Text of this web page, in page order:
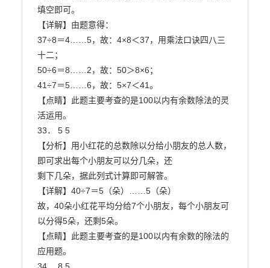
填空即可。
【详解】由题意得：
37÷8＝4……5，故：4×8＜37，用乘法口诀四八三
十二；
50÷6＝8……2，故：50＞8×6；
41÷7＝5……6，故：5×7＜41。
【点睛】此题主要考查的是100以内有余数除法的灵
活运用。
33． 5 5
【分析】用小红花的总数除以分给小朋友的总人数，
即可求出每个小朋友可以分几朵，还
剩下几朵，据此列式计算即可解答。
【详解】40÷7＝5（朵）……5（朵）
故，40朵小红花平均分给7个小朋友，每个小朋友可
以分得5朵，还剩5朵。
【点睛】此题主要考查的是100以内有余数的除法的
应用题。